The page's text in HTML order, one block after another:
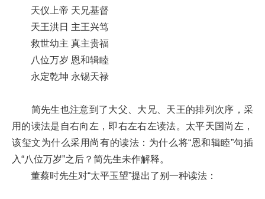
天仪上帝 天兄基督
天王洪日 主王兴笃
救世幼主 真主贵福
八位万岁 恩和辑睦
永定乾坤 永锡天禄
简先生也注意到了大父、大兄、天王的排列次序，采
用的读法是自右向左，即右左右左读法。太平天国尚左，
该玺文为什么采用尚有的读法：为什么将“恩和辑睦”句插
入“八位万岁”之后？简先生未作解释。
董蔡时先生对“太平玉望”提出了别一种读法：